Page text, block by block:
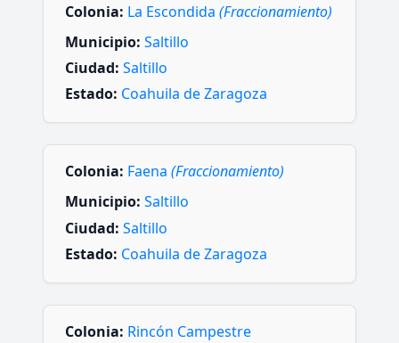
Colonia: La Escondida (Fraccionamiento)
Municipio: Saltillo
Ciudad: Saltillo
Estado: Coahuila de Zaragoza
Colonia: Faena (Fraccionamiento)
Municipio: Saltillo
Ciudad: Saltillo
Estado: Coahuila de Zaragoza
Colonia: Rincón Campestre